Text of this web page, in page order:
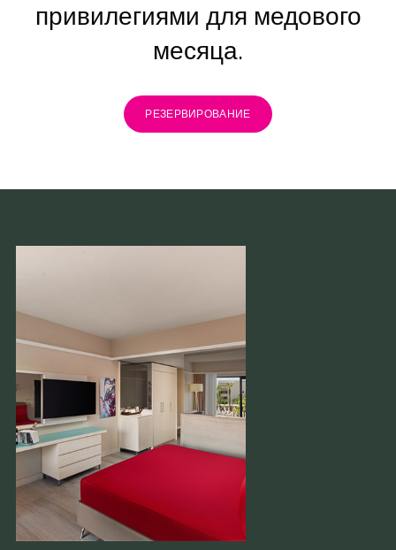
привилегиями для медового
месяца.
РЕЗЕРВИРОВАНИЕ